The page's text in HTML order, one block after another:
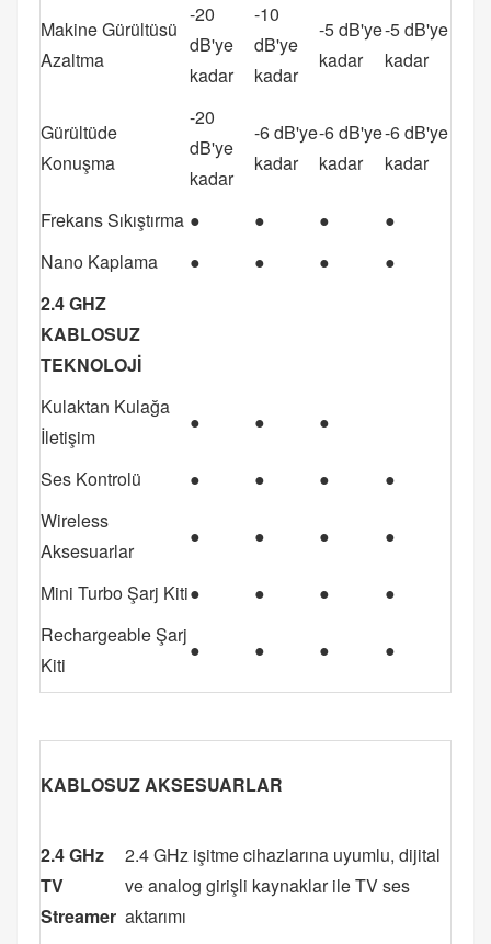
Makine Gürültüsü
Azaltma
-20
dB'ye
kadar
-10
dB'ye
kadar
-5 dB'ye
kadar
-5 dB'ye
kadar
Gürültüde
Konuşma
-20
dB'ye
kadar
-6 dB'ye
kadar
-6 dB'ye
kadar
-6 dB'ye
kadar
Frekans Sıkıştırma ● ● ●
●
Nano Kaplama
● ● ●
●
2.4 GHZ
KABLOSUZ
TEKNOLOJİ
Kulaktan Kulağa
İletişim
● ● ●
Ses Kontrolü ● ● ●
●
Wireless
Aksesuarlar
● ● ● ●
Mini Turbo Şarj Kiti● ● ●
●
Rechargeable Şarj
Kiti
● ● ● ●
KABLOSUZ AKSESUARLAR
2.4 GHz
TV
Streamer
2.4 GHz işitme cihazlarına uyumlu, dijital
ve analog girişli kaynaklar ile TV ses
aktarımı